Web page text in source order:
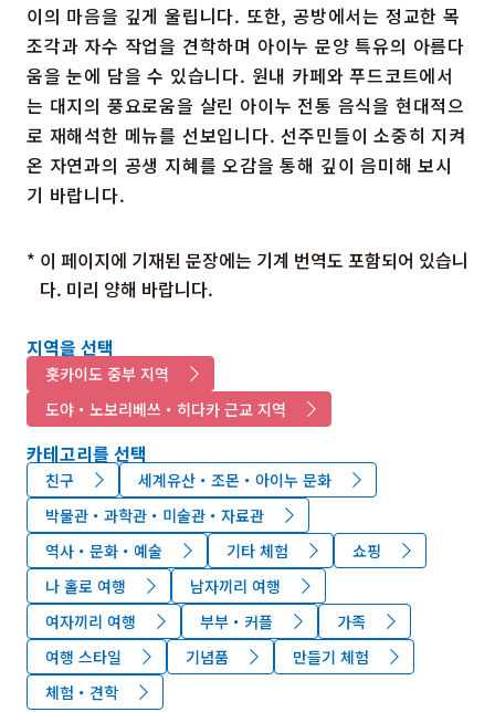
이의 마음을 깊게 울립니다. 또한, 공방에서는 정교한 목
조각과 자수 작업을 견학하며 아이누 문양 특유의 아름다
움을 눈에 담을 수 있습니다. 원내 카페와 푸드코트에서
는 대지의 풍요로움을 살린 아이누 전통 음식을 현대적으
로 재해석한 메뉴를 선보입니다. 선주민들이 소중히 지켜
온 자연과의 공생 지혜를 오감을 통해 깊이 음미해 보시
기 바랍니다.
* 이 페이지에 기재된 문장에는 기계 번역도 포함되어 있습니
다. 미리 양해 바랍니다.
지역을 선택
홋카이도 중부 지역
도야・노보리베쓰・히다카 근교 지역
카테고리를 선택
친구
세계유산・조몬・아이누 문화
박물관・과학관・미술관・자료관
역사・문화・예술
기타 체험
쇼핑
나 홀로 여행
남자끼리 여행
여자끼리 여행
부부・커플
가족
여행 스타일
기념품
만들기 체험
체험・견학